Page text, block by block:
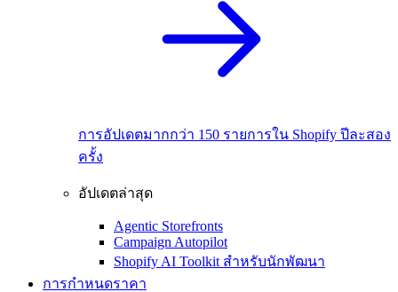
การอัปเดตมากกว่า 150 รายการใน Shopify ปีละสอง
ครั้ง
อัปเดตล่าสุด
Agentic Storefronts
Campaign Autopilot
Shopify AI Toolkit สำหรับนักพัฒนา
การกำหนดราคา